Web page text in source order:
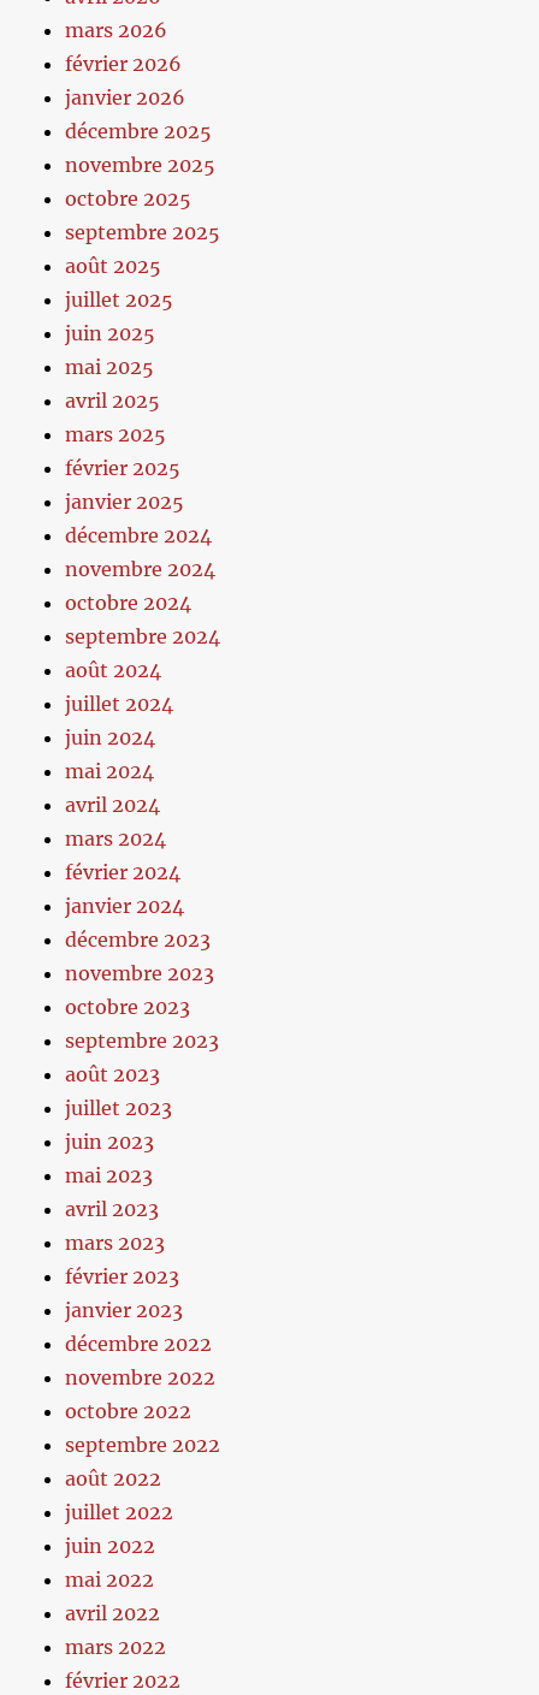
mars 2026
février 2026
janvier 2026
décembre 2025
novembre 2025
octobre 2025
septembre 2025
août 2025
juillet 2025
juin 2025
mai 2025
avril 2025
mars 2025
février 2025
janvier 2025
décembre 2024
novembre 2024
octobre 2024
septembre 2024
août 2024
juillet 2024
juin 2024
mai 2024
avril 2024
mars 2024
février 2024
janvier 2024
décembre 2023
novembre 2023
octobre 2023
septembre 2023
août 2023
juillet 2023
juin 2023
mai 2023
avril 2023
mars 2023
février 2023
janvier 2023
décembre 2022
novembre 2022
octobre 2022
septembre 2022
août 2022
juillet 2022
juin 2022
mai 2022
avril 2022
mars 2022
février 2022